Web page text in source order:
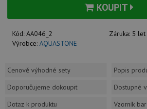
KOUPIT
Kód: AA046_2 Záruka: 5 let
Výrobce: AQUASTONE
Cenově výhodné sety
Popis
Doporučujeme dokoupit
Dostupné
Dotaz k produktu
Vzorník